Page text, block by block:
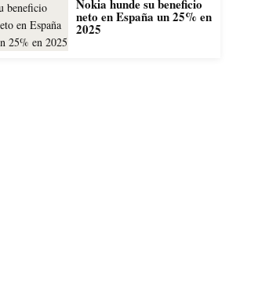
Nokia hunde su beneficio
neto en España un 25% en
2025